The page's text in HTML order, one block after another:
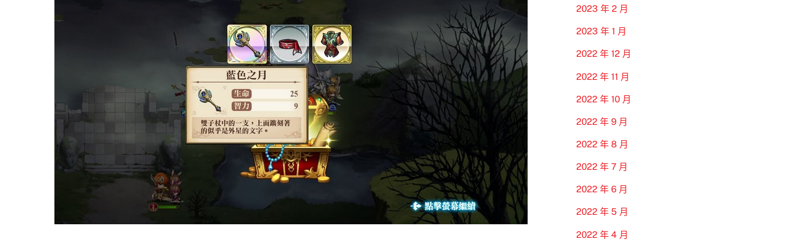
2023 年 2 月
2023 年 1 月
2022 年 12 月
2022 年 11 月
2022 年 10 月
2022 年 9 月
2022 年 8 月
2022 年 7 月
2022 年 6 月
2022 年 5 月
2022 年 4 月